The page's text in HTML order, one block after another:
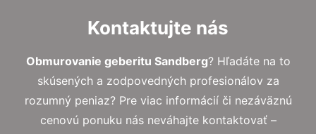
Kontaktujte nás
Obmurovanie geberitu Sandberg? Hľadáte na to
skúsených a zodpovedných profesionálov za
rozumný peniaz? Pre viac informácií či nezáväznú
cenovú ponuku nás neváhajte kontaktovať –